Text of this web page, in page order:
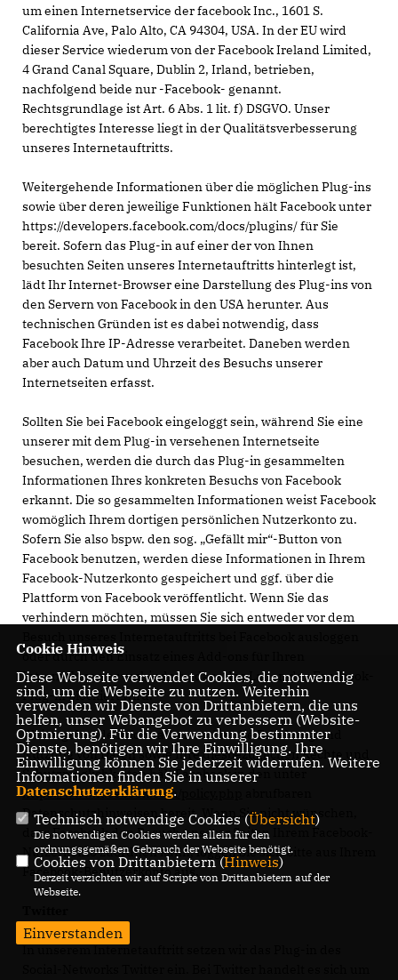
um einen Internetservice der facebook Inc., 1601 S.
California Ave, Palo Alto, CA 94304, USA. In der EU wird
dieser Service wiederum von der Facebook Ireland Limited,
4 Grand Canal Square, Dublin 2, Irland, betrieben,
nachfolgend beide nur -Facebook- genannt.
Rechtsgrundlage ist Art. 6 Abs. 1 lit. f) DSGVO. Unser
berechtigtes Interesse liegt in der Qualitätsverbesserung
unseres Internetauftritts.
Weitergehende Informationen über die möglichen Plug-ins
sowie über deren jeweilige Funktionen hält Facebook unter
https://developers.facebook.com/docs/plugins/ für Sie
bereit. Sofern das Plug-in auf einer der von Ihnen
besuchten Seiten unseres Internetauftritts hinterlegt ist,
lädt Ihr Internet-Browser eine Darstellung des Plug-ins von
den Servern von Facebook in den USA herunter. Aus
technischen Gründen ist es dabei notwendig, dass
Facebook Ihre IP-Adresse verarbeitet. Daneben werden
aber auch Datum und Uhrzeit des Besuchs unserer
Internetseiten erfasst.
Sollten Sie bei Facebook eingeloggt sein, während Sie eine
unserer mit dem Plug-in versehenen Internetseite
besuchen, werden die durch das Plug-in gesammelten
Informationen Ihres konkreten Besuchs von Facebook
erkannt. Die so gesammelten Informationen weist Facebook
womöglich Ihrem dortigen persönlichen Nutzerkonto zu.
Sofern Sie also bspw. den sog. „Gefällt mir“-Button von
Facebook benutzen, werden diese Informationen in Ihrem
Facebook-Nutzerkonto gespeichert und ggf. über die
Plattform von Facebook veröffentlicht. Wenn Sie das
verhindern möchten, müssen Sie sich entweder vor dem
oder durch den Einsatz eines Add-ons für Ihren
Internetbrowser verhindern, dass das Laden des Facebook-
Plug-in blockiert wird.
Weitergehende Informationen über die Erhebung und
Nutzung von Daten sowie Ihre diesbezüglichen Rechte und
Schutzmöglichkeiten hält Facebook in den unter
https://www.facebook.com/policy.php
Datenschutzhinweisen bereit. Wenn Sie nicht wünschen,
dass Facebook den Besuch unserer Seiten Ihrem Facebook-
Nutzerkonto zuordnen kann, loggen Sie sich bitte aus Ihrem
Facebook-Benutzerkonto aus.
In unserem Internetauftritt setzen wir das Plug-in des
Cookie Hinweis
Diese Webseite verwendet Cookies, die notwendig
sind, um die Webseite zu nutzen. Weiterhin
verwenden wir Dienste von Drittanbietern, die uns
helfen, unser Webangebot zu verbessern (Website-
Optmierung). Für die Verwendung bestimmter
Dienste, benötigen wir Ihre Einwilligung. Ihre
Einwilligung können Sie jederzeit widerrufen. Weitere
Informationen finden Sie in unserer
Datenschutzerklärung.
Technisch notwendige Cookies (Übersicht)
Die notwendigen Cookies werden allein für den
ordnungsgemäßen Gebrauch der Webseite benötigt.
Cookies von Drittanbietern (Hinweis)
Derzeit verzichten wir auf Scripte von Drittanbietern auf der
Webseite.
Einverstanden